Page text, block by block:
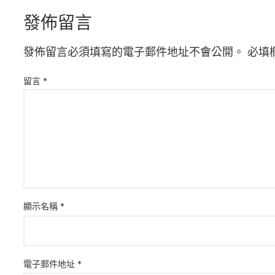
發佈留言
發佈留言必須填寫的電子郵件地址不會公開。 必填
留言 *
顯示名稱 *
電子郵件地址 *